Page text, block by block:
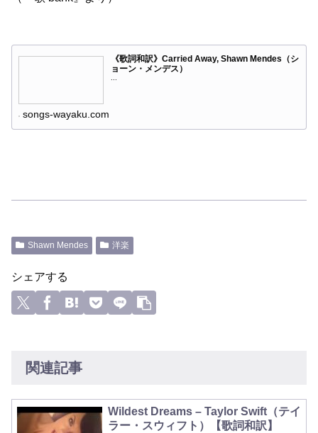
《歌詞和訳》Carried Away, Shawn Mendes（シ
ョーン・メンデス）
songs-wayaku.com
Shawn Mendes 洋楽
シェアする
関連記事
Wildest Dreams – Taylor Swift（テイ
ラー・スウィフト）【歌詞和訳】